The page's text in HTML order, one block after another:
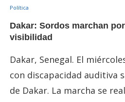
Política
Dakar: Sordos marchan
visibilidad
Dakar, Senegal. El
con discapacidad auditiva
de Dakar. La marcha se